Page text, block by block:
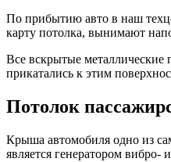
По прибытию авто в наш
карту потолка, вынимают
Все вскрытые металлические
прикатались к этим
Потолок
Крыша автомобиля одно из
является генератором